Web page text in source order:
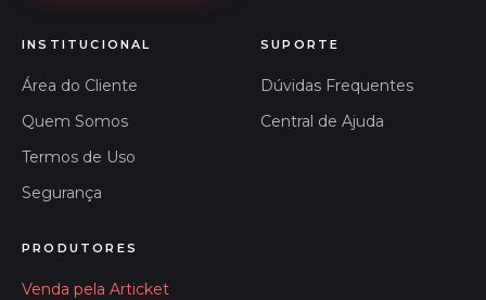
INSTITUCIONAL
Área do Cliente
Quem Somos
Termos de Uso
Segurança
SUPORTE
Dúvidas Frequentes
Central de Ajuda
PRODUTORES
Venda pela Articket